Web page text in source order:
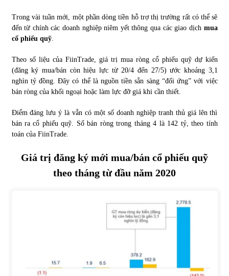
Trong vài tuần mới, một phần dòng tiền hỗ trợ thị trường rất có thể sẽ
đến từ chính các doanh nghiệp niêm yết thông qua các giao dịch mua
cổ phiếu quỹ.
Theo số liệu của FiinTrade, giá trị mua ròng cổ phiếu quỹ dự kiến
(đăng ký mua/bán còn hiệu lực từ 20/4 đến 27/5) ước khoảng 3,1
nghìn tỷ đồng. Đây có thể là nguồn tiền sẵn sàng “đối ứng” với việc
bán ròng của khối ngoại hoặc làm lực đỡ giá khi cần thiết.
Điểm đáng lưu ý là vẫn có một số doanh nghiệp tranh thủ giá lên thì
bán ra cổ phiếu quỹ. Số bán ròng trong tháng 4 là 142 tỷ, theo tính
toán của FiinTrade.
Giá trị đăng ký mới mua/bán cổ phiếu quỹ
theo tháng từ đầu năm 2020